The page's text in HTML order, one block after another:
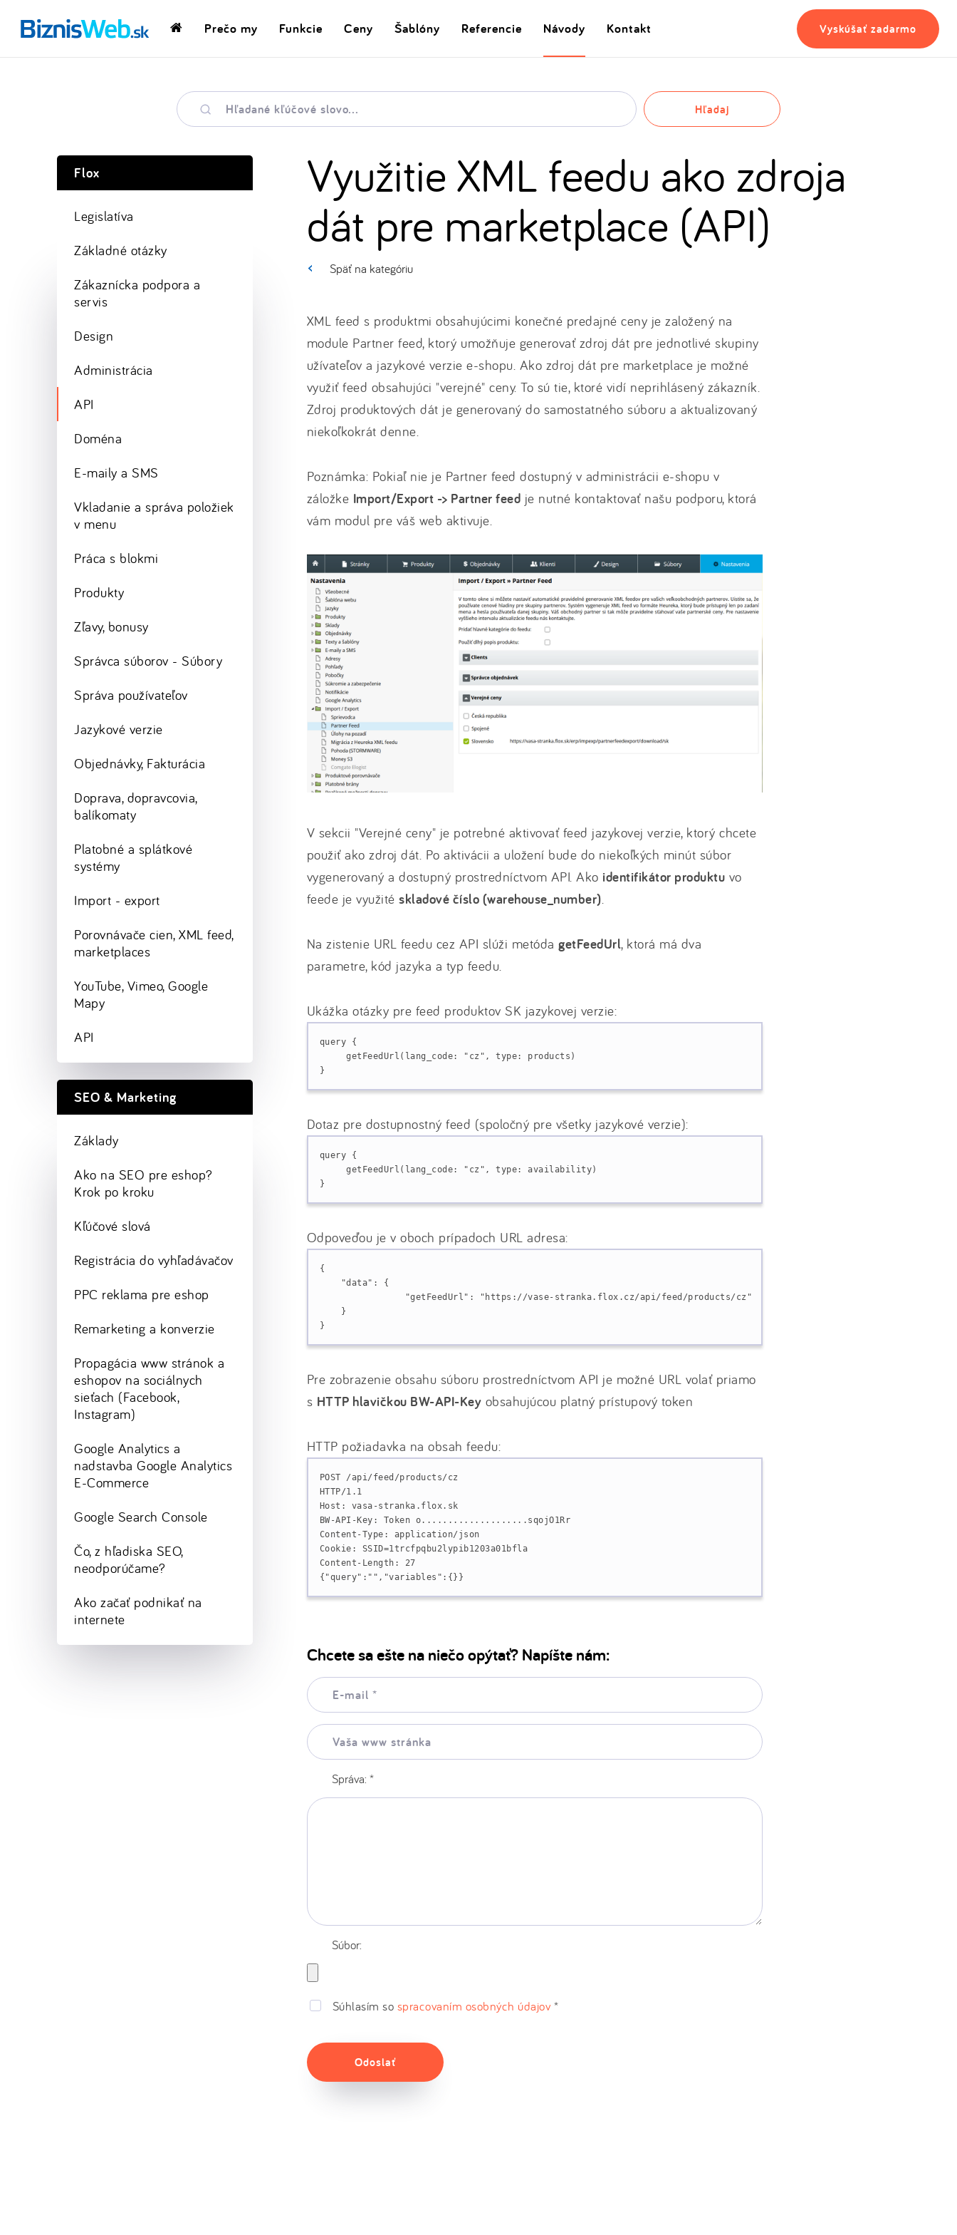
DomovskáPrečo my Funkcie Ceny Šablóny Referencie Návody Kontakt Vyskúšať zadarmo
Hľadané
kľúčové
slovo
Hľadaj
Späť na kategóriu
Využitie XML feedu ako zdroja
dát pre marketplace (API)
XML feed s produktmi obsahujúcimi konečné predajné ceny je založený na
module Partner feed, ktorý umožňuje generovať zdroj dát pre jednotlivé skupiny
užívateľov a jazykové verzie e-shopu. Ako zdroj dát pre marketplace je možné
využiť feed obsahujúci "verejné" ceny. To sú tie, ktoré vidí neprihlásený zákazník.
Zdroj produktových dát je generovaný do samostatného súboru a aktualizovaný
niekoľkokrát denne.
Poznámka: Pokiaľ nie je Partner feed dostupný v administrácii e-shopu v
záložke Import/Export -> Partner feed je nutné kontaktovať našu podporu, ktorá
vám modul pre váš web aktivuje.
V sekcii "Verejné ceny" je potrebné aktivovať feed jazykovej verzie, ktorý chcete
použiť ako zdroj dát. Po aktivácii a uložení bude do niekoľkých minút súbor
vygenerovaný a dostupný prostredníctvom API. Ako identifikátor produktu vo
feede je využitéskladové číslo (warehouse_number)
Na zistenie URL feedu cez API slúži metódagetFeedUrl, ktorá má dva
parametre, kód jazyka a typ feedu.
Ukážka otázky pre feed produktov SK jazykovej verzie:
query {
getFeedUrl(lang_code: "cz", type: products)
}
Dotaz pre dostupnostný feed (spoločný pre všetky jazykové verzie):
query {
getFeedUrl(lang_code: "cz", type: availability)
}
Odpoveďou je v oboch prípadoch URL adresa:
{
"data": {
"getFeedUrl": "https://vase-stranka.flox.cz/api/feed/products/cz"
}
}
Pre zobrazenie obsahu súboru prostredníctvom API je možné URL volať priamo
s HTTP hlavičkou BW-API-Key obsahujúcou platný prístupový token
HTTP požiadavka na obsah feedu:
POST /api/feed/products/cz
HTTP/1.1
Host: vasa-stranka.flox.sk
BW-API-Key: Token o....................sqojO1Rr
Content-Type: application/json
Cookie: SSID=1trcfpqbu2lypib1203a01bfla
Content-Length: 27
{"query":"","variables":{}}
Chcete sa ešte na niečo opýtať? Napíšte nám:
E-
mail:
Vaša
www
stránka:
Správa: *
Súbor:
Súhlasím so spracovaním osobných údajov *
Odoslať
Flox
Legislatíva
Základné otázky
Zákaznícka podpora a
servis
Design
Administrácia
API
Doména
E-maily a SMS
Vkladanie a správa položiek
v menu
Práca s blokmi
Produkty
Zľavy, bonusy
Správca súborov - Súbory
Správa používateľov
Jazykové verzie
Objednávky, Fakturácia
Doprava, dopravcovia,
balíkomaty
Platobné a splátkové
systémy
Import - export
Porovnávače cien, XML feed,
marketplaces
YouTube, Vimeo, Google
Mapy
API
SEO & Marketing
Základy
Ako na SEO pre eshop?
Krok po kroku
Kľúčové slová
Registrácia do vyhľadávačov
PPC reklama pre eshop
Remarketing a konverzie
Propagácia www stránok a
eshopov na sociálnych
sieťach (Facebook,
Instagram)
Google Analytics a
nadstavba Google Analytics
E-Commerce
Google Search Console
Čo, z hľadiska SEO,
neodporúčame?
Ako začať podnikať na
internete